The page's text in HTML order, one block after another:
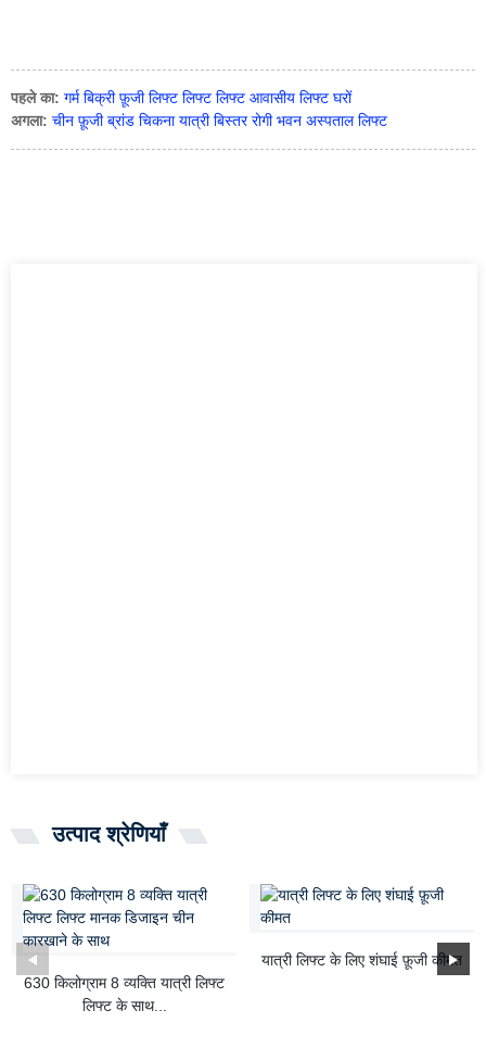
पहले का: गर्म बिक्री फ़ूजी लिफ्ट लिफ्ट लिफ्ट आवासीय लिफ्ट घरों
अगला: चीन फ़ूजी ब्रांड चिकना यात्री बिस्तर रोगी भवन अस्पताल लिफ्ट
उत्पाद श्रेणियाँ
630 किलोग्राम 8 व्यक्ति यात्री लिफ्ट
लिफ्ट के साथ...
यात्री लिफ्ट के लिए शंघाई फ़ूजी कीमत